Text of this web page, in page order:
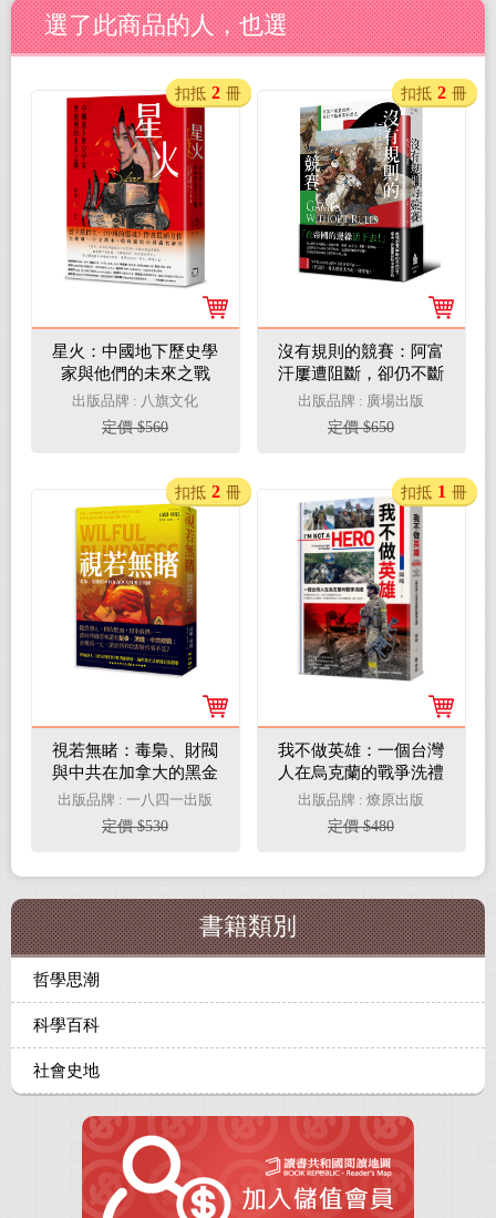
選了此商品的人，也選
星火：中國地下歷史學
家與他們的未來之戰
出版品牌 : 八旗文化
定價 $560
扣抵 2 冊
沒有規則的競賽：阿富
汗屢遭阻斷，卻仍不斷
展開的歷史
出版品牌 : 廣場出版
定價 $650
扣抵 2 冊
視若無睹：毒梟、財閥
與中共在加拿大的黑金
帝國
出版品牌 : 一八四一出版
定價 $530
扣抵 2 冊
我不做英雄：一個台灣
人在烏克蘭的戰爭洗禮
出版品牌 : 燎原出版
定價 $480
扣抵 1 冊
書籍類別
哲學思潮
科學百科
社會史地